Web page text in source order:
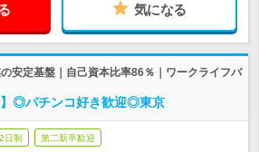
気になる
安定基盤｜自己資本比率86％｜ワークライフバ
】◎パチンコ好き歓迎◎東京
日制 第二新卒歓迎